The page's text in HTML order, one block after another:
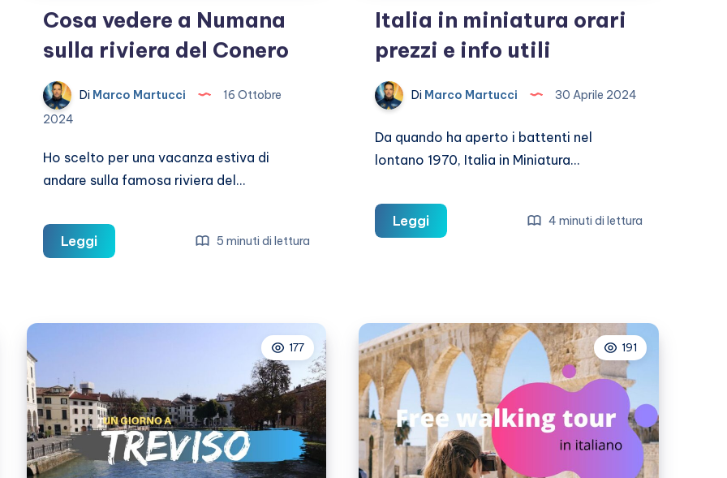
Cosa vedere a Numana
sulla riviera del Conero
Di Marco Martucci
16 Ottobre
2024
Ho scelto per una vacanza estiva di
andare sulla famosa riviera del…
LeggiCosa
vedere
Conero
5 minuti di lettura
Italia in miniatura orari
prezzi e info utili
Di Marco Martucci 30 Aprile 2024
Da quando ha aperto i battenti nel
lontano 1970, Italia in Miniatura…
LeggiItalia
in
e
info
utili
4 minuti di lettura
177 191